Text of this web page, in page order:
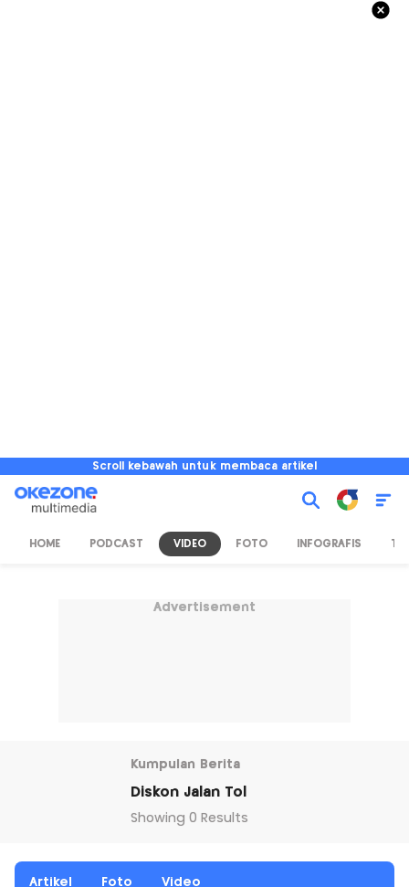
Scroll kebawah untuk membaca artikel
HOME PODCAST VIDEO FOTO INFOGRAFIS TV
Advertisement
Kumpulan Berita
Diskon Jalan Tol
Showing 0 Results
Artikel Foto Video